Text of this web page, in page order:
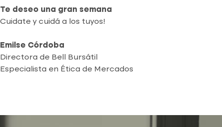
Te deseo una gran semana
Cuidate y cuidá a los tuyos!
Emilse Córdoba
Directora de Bell Bursátil
Especialista en Ética de Mercados